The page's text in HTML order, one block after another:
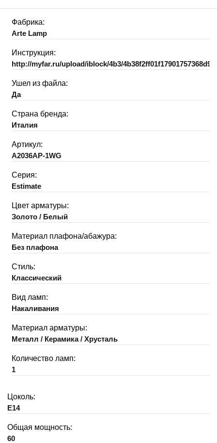
Фабрика:
Arte Lamp
Инструкция:
http://myfar.ru/upload/iblock/4b3/
Ушел из файла:
Да
Страна бренда:
Италия
Артикул:
A2036AP-1WG
Серия:
Estimate
Цвет арматуры:
Золото / Белый
Материал плафона/абажура:
Без плафона
Стиль:
Классический
Вид ламп:
Накаливания
Материал арматуры:
Металл / Керамика / Хрусталь
Количество ламп:
1
Цоколь:
E14
Общая мощность:
60